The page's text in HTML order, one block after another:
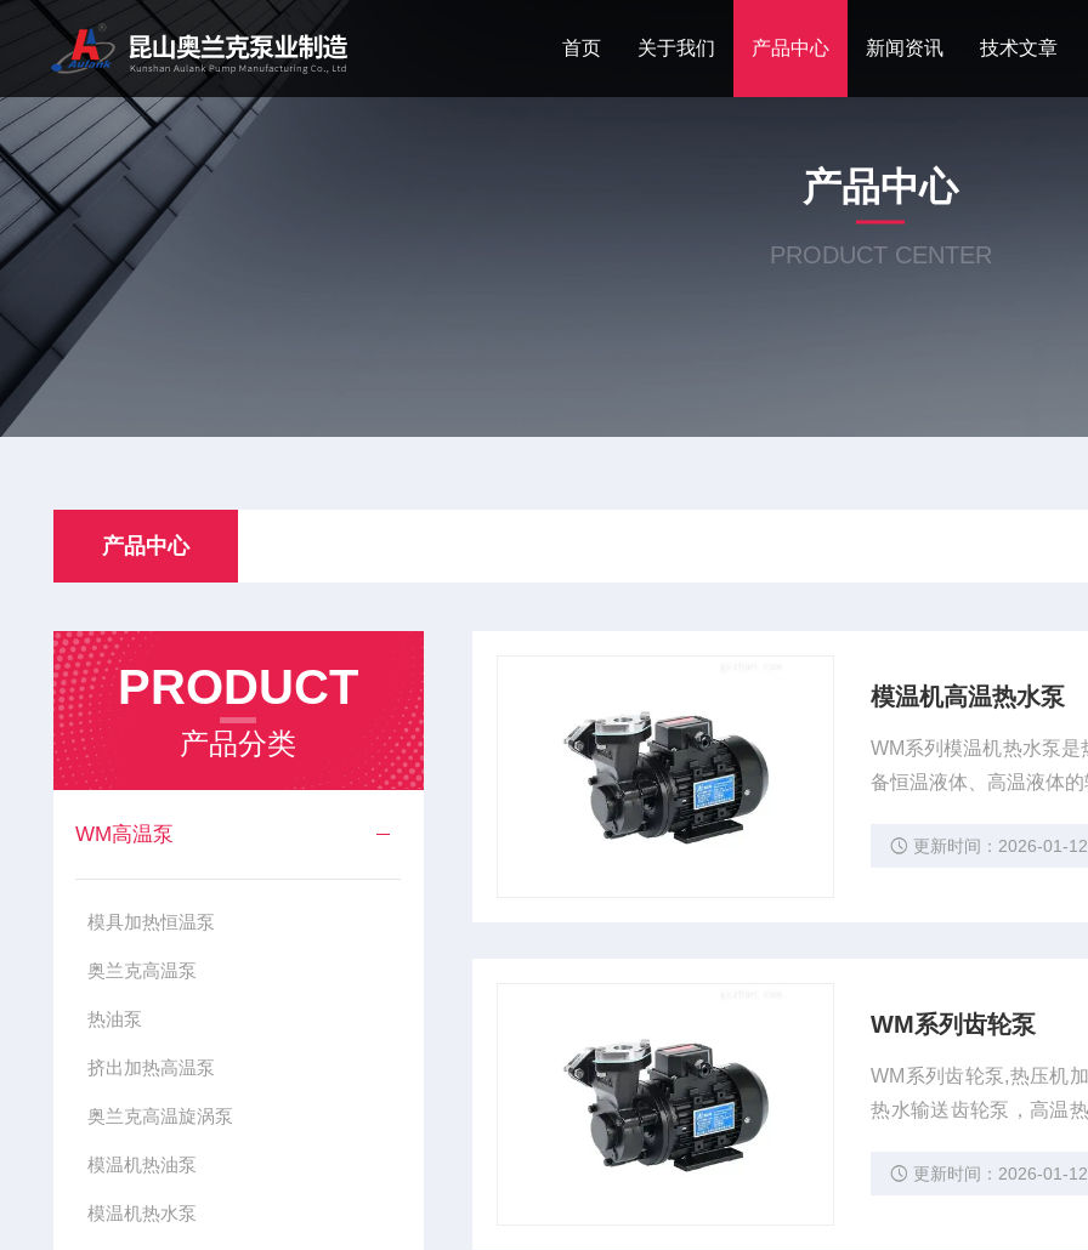
首页 关于我们 产品中心 新闻资讯 技术文章
产品中心
PRODUCT CENTER
产品中心
PRODUCT
产品分类
WM高温泵
模具加热恒温泵
奥兰克高温泵
热油泵
挤出加热高温泵
奥兰克高温旋涡泵
模温机热油泵
模温机热水泵
模温机高温热水泵
WM系列模温机热水泵
备恒温液体、高温液体
更新时间：2026-01-12
WM系列齿轮泵
WM系列齿轮泵,热压机
热水输送齿轮泵，高温
更新时间：2026-01-12